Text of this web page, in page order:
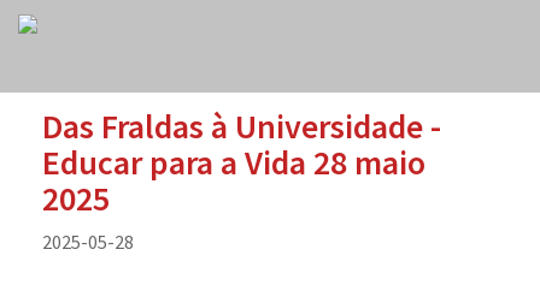
Das Fraldas à Universidade -
Educar para a Vida 28 maio
2025
2025-05-28